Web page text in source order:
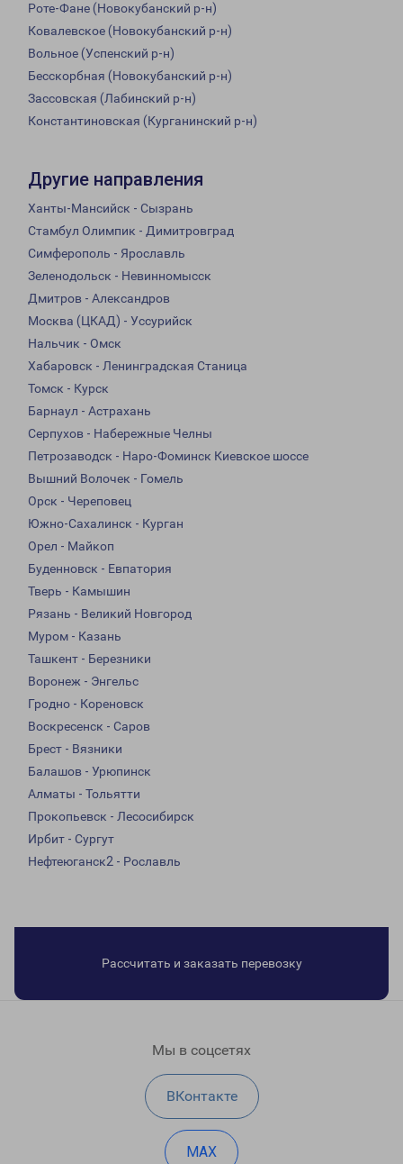
Роте-Фане (Новокубанский р-н)
Ковалевское (Новокубанский р-н)
Вольное (Успенский р-н)
Бесскорбная (Новокубанский р-н)
Зассовская (Лабинский р-н)
Константиновская (Курганинский р-н)
Другие направления
Ханты-Мансийск - Сызрань
Стамбул Олимпик - Димитровград
Симферополь - Ярославль
Зеленодольск - Невинномысск
Дмитров - Александров
Москва (ЦКАД) - Уссурийск
Нальчик - Омск
Хабаровск - Ленинградская Станица
Томск - Курск
Барнаул - Астрахань
Серпухов - Набережные Челны
Петрозаводск - Наро-Фоминск Киевское шоссе
Вышний Волочек - Гомель
Орск - Череповец
Южно-Сахалинск - Курган
Орел - Майкоп
Буденновск - Евпатория
Тверь - Камышин
Рязань - Великий Новгород
Муром - Казань
Ташкент - Березники
Воронеж - Энгельс
Гродно - Кореновск
Воскресенск - Саров
Брест - Вязники
Балашов - Урюпинск
Алматы - Тольятти
Прокопьевск - Лесосибирск
Ирбит - Сургут
Нефтеюганск2 - Рославль
Рассчитать и заказать перевозку
Мы в соцсетях
ВКонтакте
MAX